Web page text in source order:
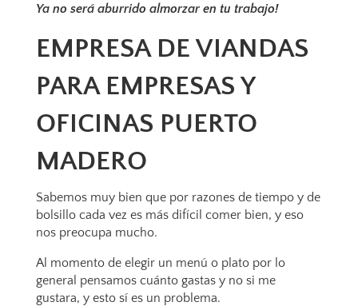
Ya no será aburrido almorzar en tu trabajo!
EMPRESA DE VIANDAS
PARA EMPRESAS Y
OFICINAS PUERTO
MADERO
Sabemos muy bien que por razones de tiempo y de
bolsillo cada vez es más difícil comer bien, y eso
nos preocupa mucho.
Al momento de elegir un menú o plato por lo
general pensamos cuánto gastas y no si me
gustara, y esto sí es un problema.